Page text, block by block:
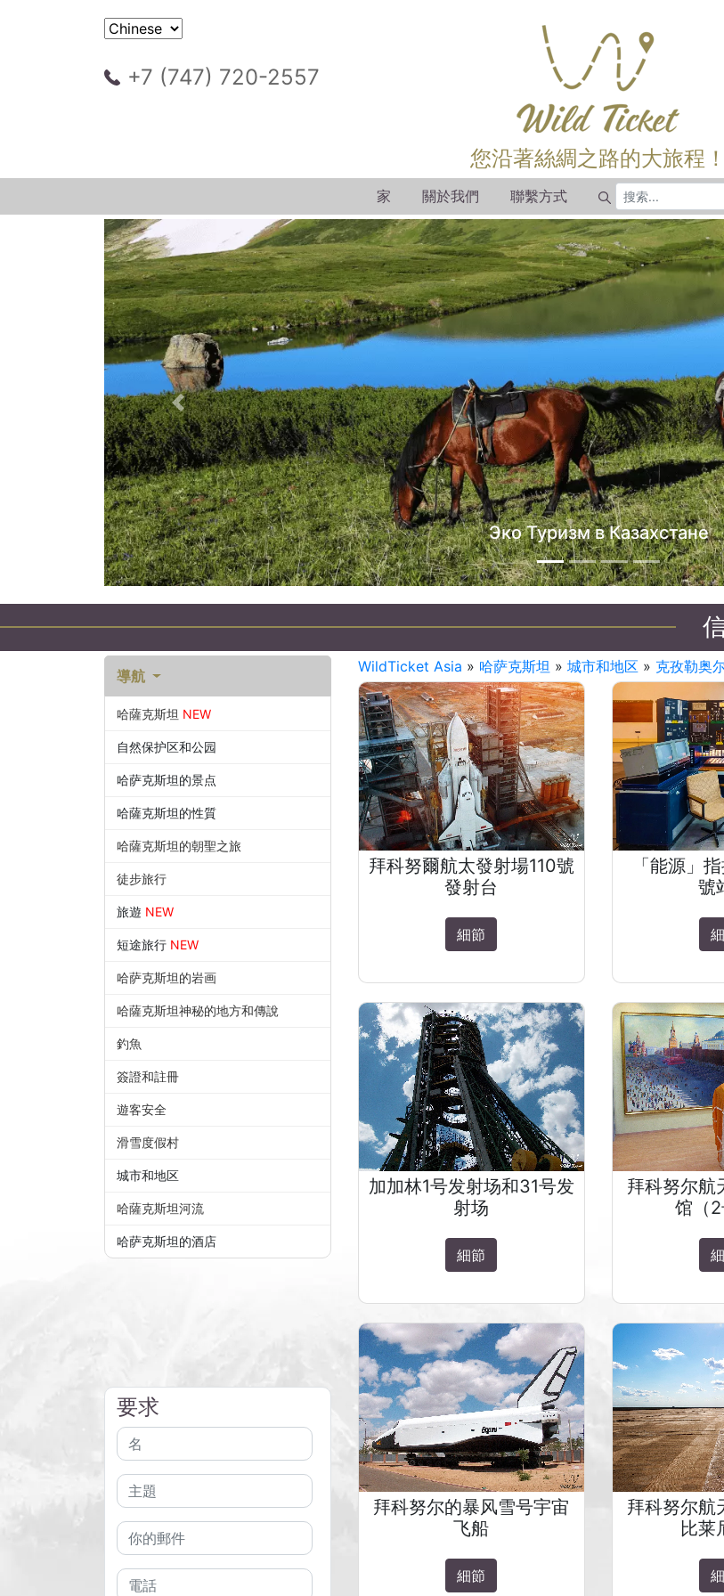
+7 (747) 720-2557
您沿著絲綢之路的大旅程！
家 關於我們 聯繫方式
以前的
導航
哈薩克斯坦 NEW
自然保护区和公园
哈萨克斯坦的景点
哈薩克斯坦的性質
哈薩克斯坦的朝聖之旅
徒步旅行
旅遊 NEW
短途旅行 NEW
哈萨克斯坦的岩画
哈薩克斯坦神秘的地方和傳說
釣魚
簽證和註冊
遊客安全
滑雪度假村
城市和地区
哈薩克斯坦河流
哈萨克斯坦的酒店
要求
WildTicket Asia » 哈萨克斯坦 » 城市和地区 » 克孜勒奥
拜科努爾航太發射場110號
發射台
細節
「能源」
號
加加林1号发射场和31号发
射场
細節
拜科努尔航
馆（2
拜科努尔的暴风雪号宇宙
飞船
細節
拜科努尔航
比莱